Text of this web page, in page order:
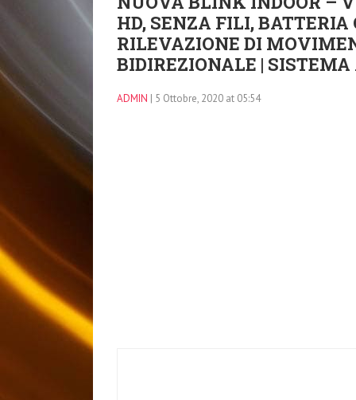
HD, SENZA FILI,
RILEVAZIONE DI
BIDIREZIONALE |
ADMIN | 5 Ottobre, 2020 at 05:54